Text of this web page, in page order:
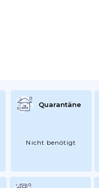
Quarantäne
Nicht benötigt